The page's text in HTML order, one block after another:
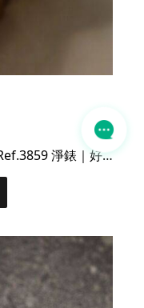
歲月不負美人｜Patek Philippe Ref.3859 淨錶｜好價遇有緣人